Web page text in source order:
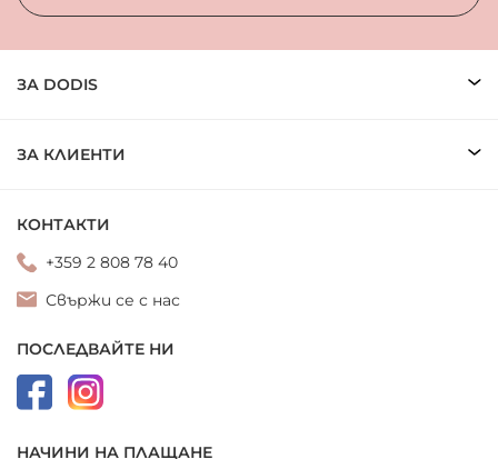
ЗА DODIS
ЗА КЛИЕНТИ
КОНТАКТИ
+359 2 808 78 40
Свържи се с нас
ПОСЛЕДВАЙТЕ НИ
НАЧИНИ НА ПЛАЩАНЕ